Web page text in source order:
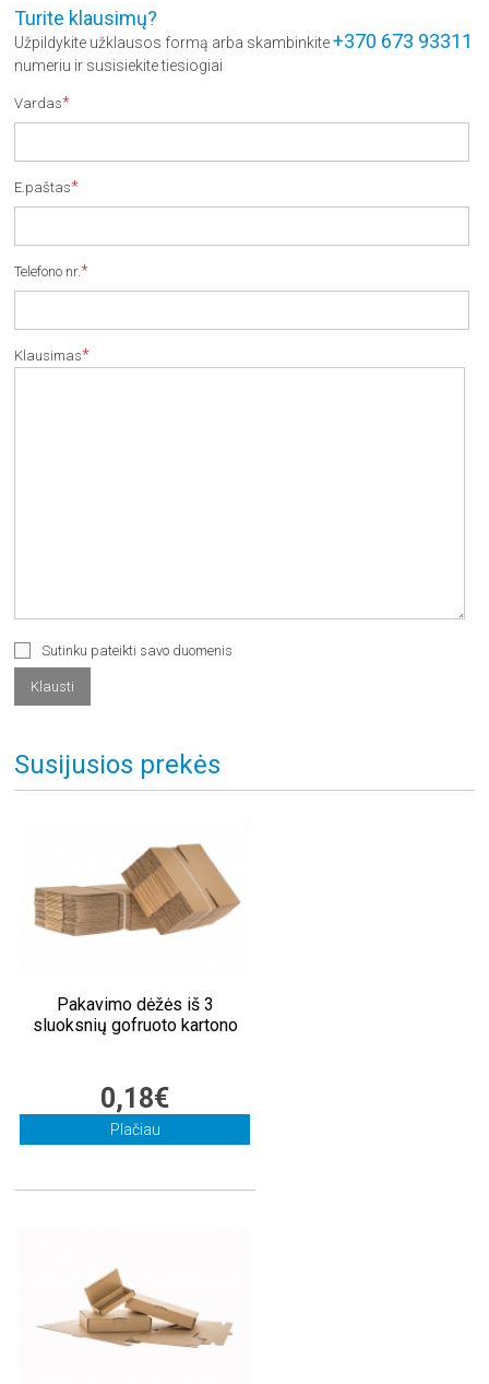
Turite klausimų?
Užpildykite užklausos formą arba skambinkite+370 673 93311
numeriu ir susisiekite tiesiogiai
Vardas*
E.paštas*
Telefono nr.*
Klausimas*
Sutinku pateikti savo duomenis
Susijusios prekės
Pakavimo dėžės iš 3
sluoksnių gofruoto kartono
0,18€
Plačiau